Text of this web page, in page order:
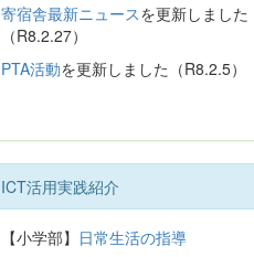
寄宿舎最新ニュースを更新しました
（R8.2.27）
PTA活動を更新しました（R8.2.5）
ICT活用実践紹介
【小学部】 日常生活の指導